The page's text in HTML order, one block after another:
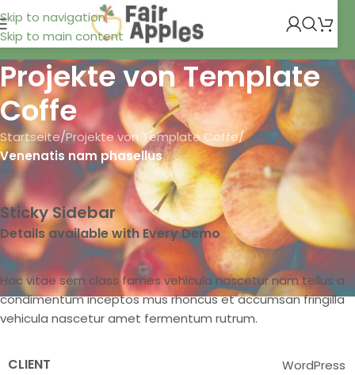
Skip to navigation
Skip to main content
Projekte von Template
Coffe
Startseite/Projekte von Template Coffe/
Venenatis nam phasellus
Sticky Sidebar
Details available with Every Demo
Hac vitae sem class fames vehicula nascetur nam tellus a
condimentum inceptos mus rhoncus et accumsan fringilla
vehicula nascetur amet fermentum rutrum.
CLIENT WordPress